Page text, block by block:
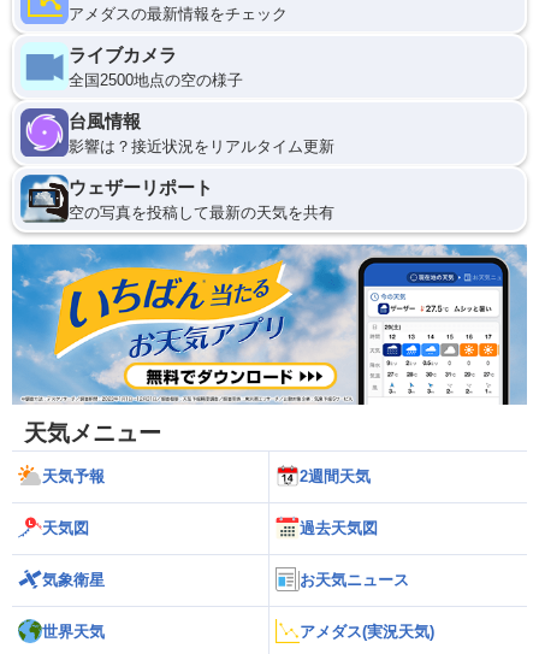
アメダスの最新情報をチェック
ライブカメラ
全国2500地点の空の様子
台風情報
影響は？接近状況をリアルタイム更新
ウェザーリポート
空の写真を投稿して最新の天気を共有
天気メニュー
天気予報 2週間天気
天気図 過去天気図
気象衛星 お天気ニュース
世界天気 アメダス(実況天気)